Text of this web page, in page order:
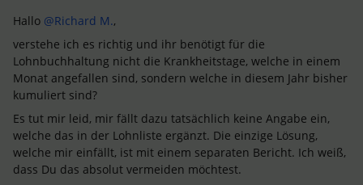
Hallo @Richard M.,
verstehe ich es richtig und ihr benötigt für die
Lohnbuchhaltung nicht die Krankheitstage, welche in einem
Monat angefallen sind, sondern welche in diesem Jahr bisher
kumuliert sind?
Es tut mir leid, mir fällt dazu tatsächlich keine Angabe ein,
welche das in der Lohnliste ergänzt. Die einzige Lösung,
welche mir einfällt, ist mit einem separaten Bericht. Ich weiß,
dass Du das absolut vermeiden möchtest.